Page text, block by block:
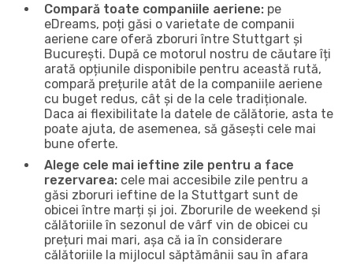
Compară toate companiile aeriene: pe
eDreams, poți găsi o varietate de companii
aeriene care oferă zboruri între Stuttgart și
București. După ce motorul nostru de căutare îți
arată opțiunile disponibile pentru această rută,
compară prețurile atât de la companiile aeriene
cu buget redus, cât și de la cele tradiționale.
Daca ai flexibilitate la datele de călătorie, asta te
poate ajuta, de asemenea, să găsești cele mai
bune oferte.
Alege cele mai ieftine zile pentru a face
rezervarea: cele mai accesibile zile pentru a
găsi zboruri ieftine de la Stuttgart sunt de
obicei între marți și joi. Zborurile de weekend și
călătoriile în sezonul de vârf vin de obicei cu
prețuri mai mari, așa că ia în considerare
călătoriile la mijlocul săptămânii sau în afara